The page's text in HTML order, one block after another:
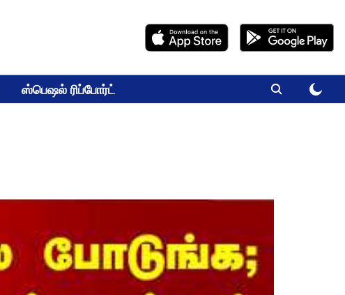
ஸ்பெஷல் ரிப்போர்ட்